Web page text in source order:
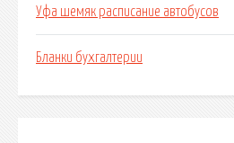
Уфа шемяк расписание автобусов
Бланки бухгалтерии